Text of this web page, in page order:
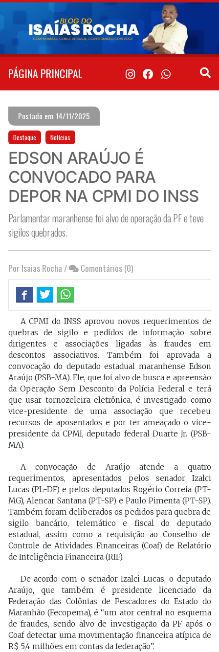
Pular
conteúdo
PÁGINA PRINCIPAL
Postado em 14/11/2025
Destaque Notícias
EDSON ARAÚJO É
CONVOCADO PARA
DEPOR NA CPMI DO INSS
Parlamentar maranhense foi alvo de operação da PF e teve
sigilos quebrados.
Por Isaias Rocha / Comentários (0)
A CPMI do INSS aprovou novos requerimentos de
quebras de sigilo e pedidos de informação sobre
dirigentes e associações ligadas às fraudes em
descontos associativos. Também foi aprovada a
convocação do deputado estadual maranhense Edson
Araújo (PSB-MA). Ele, que foi alvo de busca e apreensão
da Operação Sem Desconto da Polícia Federal e terá
que usar tornozeleira eletrônica, é investigado como
vice-presidente de uma associação que recebeu
recursos de aposentados e por ter ameaçado o vice-
presidente da CPMI, deputado federal Duarte Jr. (PSB-
MA).
A convocação de Araújo atende a quatro
requerimentos, apresentados pelos senador Izalci
Lucas (PL-DF) e pelos deputados Rogério Correia (PT-
MG), Alencar Santana (PT-SP) e Paulo Pimenta (PT-SP).
Também foram deliberados os pedidos para quebra de
sigilo bancário, telemático e fiscal do deputado
estadual, assim como a requisição ao Conselho de
Controle de Atividades Financeiras (Coaf) de Relatório
de Inteligência Financeira (RIF).
De acordo com o senador Izalci Lucas, o deputado
Araújo, que também é presidente licenciado da
Federação das Colônias de Pescadores do Estado do
Maranhão (Fecopema), é “um ator central no esquema
de fraudes, sendo alvo de investigação da PF após o
Coaf detectar uma movimentação financeira atípica de
R$ 5,4 milhões em contas da federação”.